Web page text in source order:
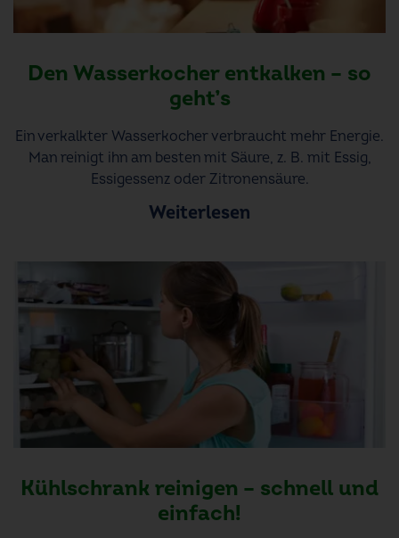
Den Wasserkocher entkalken – so
geht’s
Ein verkalkter Wasserkocher verbraucht mehr Energie.
Man reinigt ihn am besten mit Säure, z. B. mit Essig,
Essigessenz oder Zitronensäure.
Weiterlesen
Kühlschrank reinigen – schnell und
einfach!